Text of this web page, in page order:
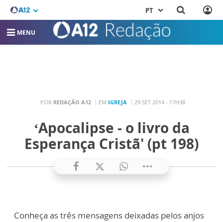
PT
MENU
POR REDAÇÃO A12 EM IGREJA 29 SET 2014 - 17H38
‘Apocalipse - o livro da
Esperança Cristã' (pt 198)
Conheça as três mensagens deixadas pelos anjos